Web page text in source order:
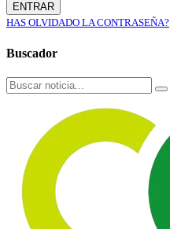
ENTRAR
HAS OLVIDADO LA CONTRASEÑA?
Buscador